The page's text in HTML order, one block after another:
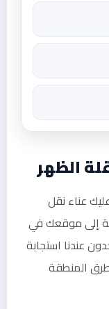
الظهر
عناء نقل
إلى موقعك في
عندنا استجابة
المنطقة